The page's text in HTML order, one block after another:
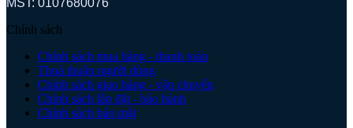
Chính sách
Chính sách mua hàng - thanh toán
Thoả thuận người dùng
Chính sách giao hàng - vận chuyển
Chính sách lắp đặt - bảo hành
Chính sách bảo mật